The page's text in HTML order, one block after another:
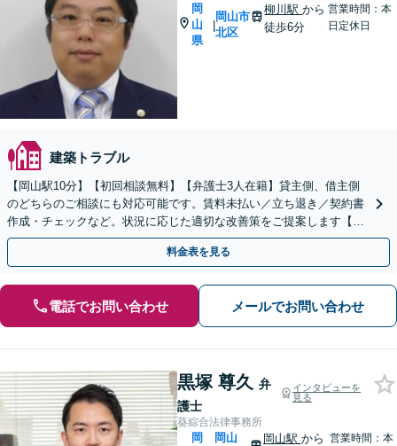
岡
山
県
|
岡山市
北区
柳川駅から
徒歩6分
営業時間：本
日定休日
建築トラブル
【岡山駅10分】【初回相談無料】【弁護士3人在籍】貸主側、借主側
のどちらのご相談にも対応可能です。賃料未払い／立ち退き／契約書
作成・チェックなど。状況に応じた適切な改善策をご提案します【土
日祝／夜間対応可】
料金表を見る
電話でお問い合わせ メールでお問い合わせ
黒塚 尊久 弁
護士
インタビューを
見る
葵綜合法律事務所
岡
岡山
岡山駅 から 営業時間：本